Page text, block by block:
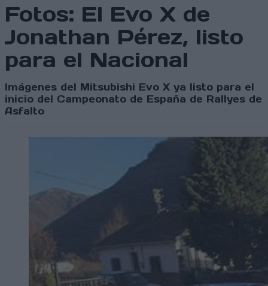
Fotos: El Evo X de
Jonathan Pérez, listo
para el Nacional
Imágenes del Mitsubishi Evo X ya listo para el
inicio del Campeonato de España de Rallyes de
Asfalto